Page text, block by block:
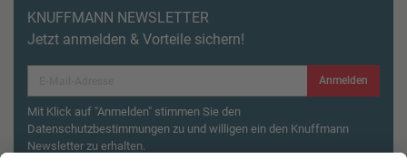
KNUFFMANN NEWSLETTER
Jetzt anmelden & Vorteile sichern!
Anmelden
Mit Klick auf "Anmelden" stimmen Sie den
Datenschutzbestimmungen zu und willigen ein den Knuffmann
Newsletter zu erhalten.